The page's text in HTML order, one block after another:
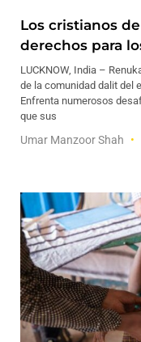
Los cristianos
derechos para
LUCKNOW, India –
de la comunidad dalit del
Enfrenta numerosos
que sus
Umar Manzoor Shah